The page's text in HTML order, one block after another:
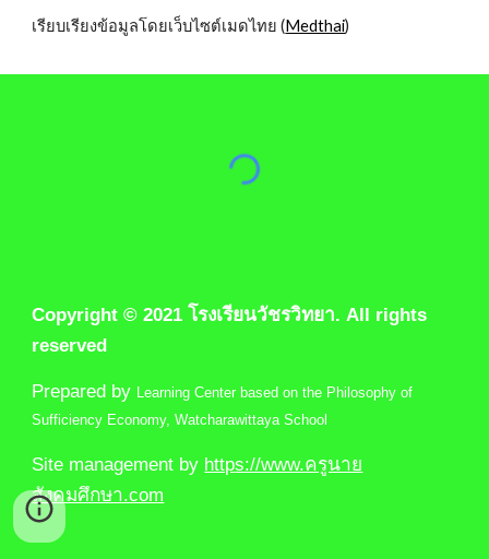
เรียบเรียงข้อมูลโดยเว็บไซต์เมดไทย (Medthai)
Copyright © 2021 โรงเรียนวัชรวิทยา. All rights
reserved
Prepared by Learning Center based on the Philosophy of
Sufficiency Economy, Watcharawittaya School
Site management by https://www.ครูนาย
สังคมศึกษา.com